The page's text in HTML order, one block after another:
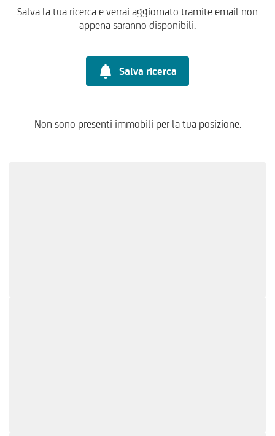
Salva la tua ricerca e verrai aggiornato tramite email non
appena saranno disponibili.
Salva ricerca
Non sono presenti immobili per la tua posizione.